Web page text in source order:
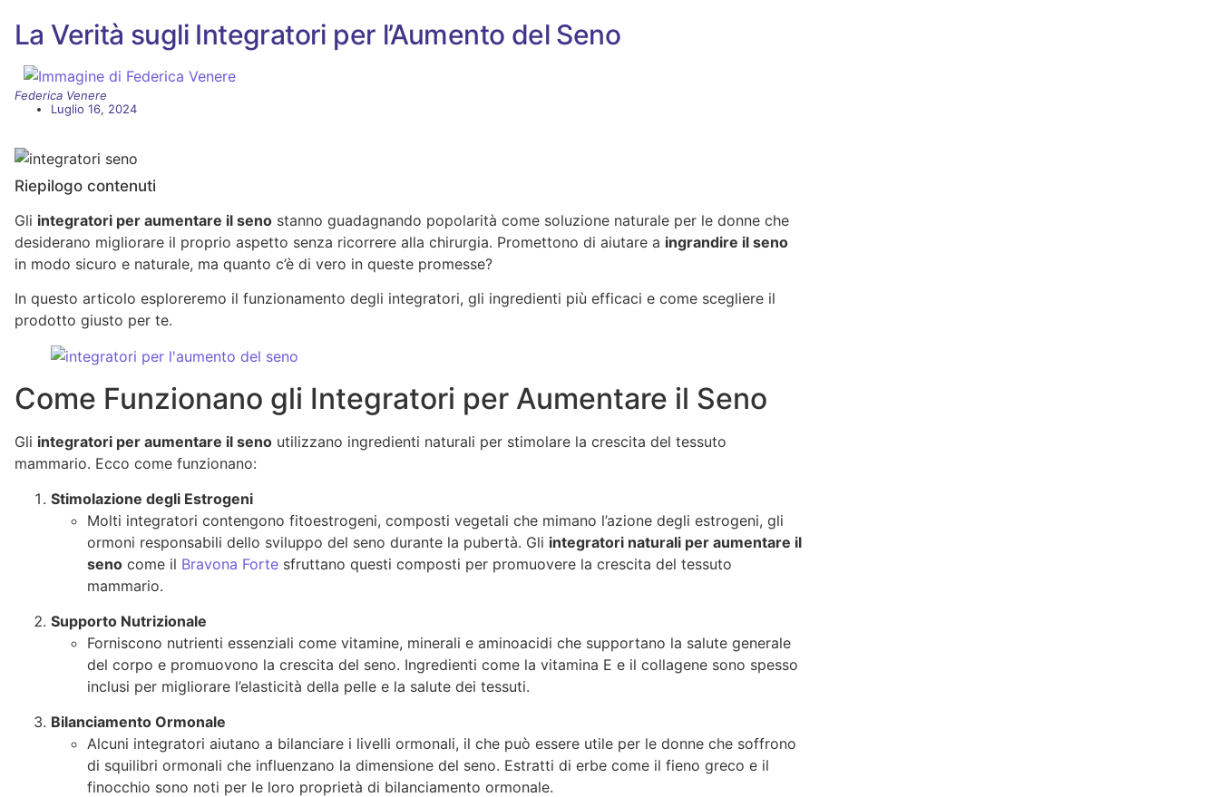
La Verità sugli Integratori per l’Aumento del Seno
Federica Venere
Luglio 16, 2024
Riepilogo contenuti
Gli integratori per aumentare il seno stanno guadagnando popolarità come soluzione naturale per le donne che
desiderano migliorare il proprio aspetto senza ricorrere alla chirurgia. Promettono di aiutare a ingrandire il seno
in modo sicuro e naturale, ma quanto c’è di vero in queste promesse?
In questo articolo esploreremo il funzionamento degli integratori, gli ingredienti più efficaci e come scegliere il
prodotto giusto per te.
Come Funzionano gli Integratori per Aumentare il Seno
Gli integratori per aumentare il seno utilizzano ingredienti naturali per stimolare la crescita del tessuto
mammario. Ecco come funzionano:
Stimolazione degli Estrogeni
Molti integratori contengono fitoestrogeni, composti vegetali che mimano l’azione degli estrogeni, gli
ormoni responsabili dello sviluppo del seno durante la pubertà. Gli integratori naturali per aumentare il
seno come il Bravona Forte sfruttano questi composti per promuovere la crescita del tessuto
mammario.
Supporto Nutrizionale
Forniscono nutrienti essenziali come vitamine, minerali e aminoacidi che supportano la salute generale
del corpo e promuovono la crescita del seno. Ingredienti come la vitamina E e il collagene sono spesso
inclusi per migliorare l’elasticità della pelle e la salute dei tessuti.
Bilanciamento Ormonale
Alcuni integratori aiutano a bilanciare i livelli ormonali, il che può essere utile per le donne che soffrono
di squilibri ormonali che influenzano la dimensione del seno. Estratti di erbe come il fieno greco e il
finocchio sono noti per le loro proprietà di bilanciamento ormonale.